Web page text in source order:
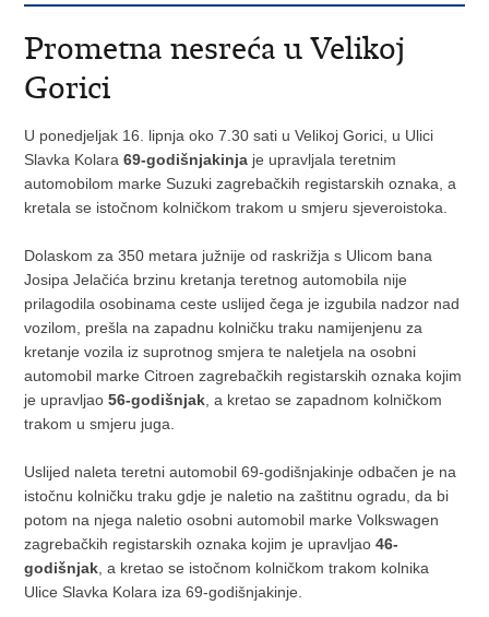
Prometna nesreća u Velikoj
Gorici
U ponedjeljak 16. lipnja oko 7.30 sati u Velikoj Gorici, u Ulici
Slavka Kolara69-godišnjakinja je upravljala teretnim
automobilom marke Suzuki zagrebačkih registarskih oznaka, a
kretala se istočnom kolničkom trakom u smjeru sjeveroistoka.
Dolaskom za 350 metara južnije od raskrižja s Ulicom bana
Josipa Jelačića brzinu kretanja teretnog automobila nije
prilagodila osobinama ceste uslijed čega je izgubila nadzor nad
vozilom, prešla na zapadnu kolničku traku namijenjenu za
kretanje vozila iz suprotnog smjera te naletjela na osobni
automobil marke Citroen zagrebačkih registarskih oznaka kojim
je upravljao56-godišnjak , a kretao se zapadnom kolničkom
trakom u smjeru juga.
Uslijed naleta teretni automobil 69-godišnjakinje odbačen je na
istočnu kolničku traku gdje je naletio na zaštitnu ogradu, da bi
potom na njega naletio osobni automobil marke Volkswagen
zagrebačkih registarskih oznaka kojim je upravljao46-
godišnjak , a kretao se istočnom kolničkom trakom kolnika
Ulice Slavka Kolara iza 69-godišnjakinje.